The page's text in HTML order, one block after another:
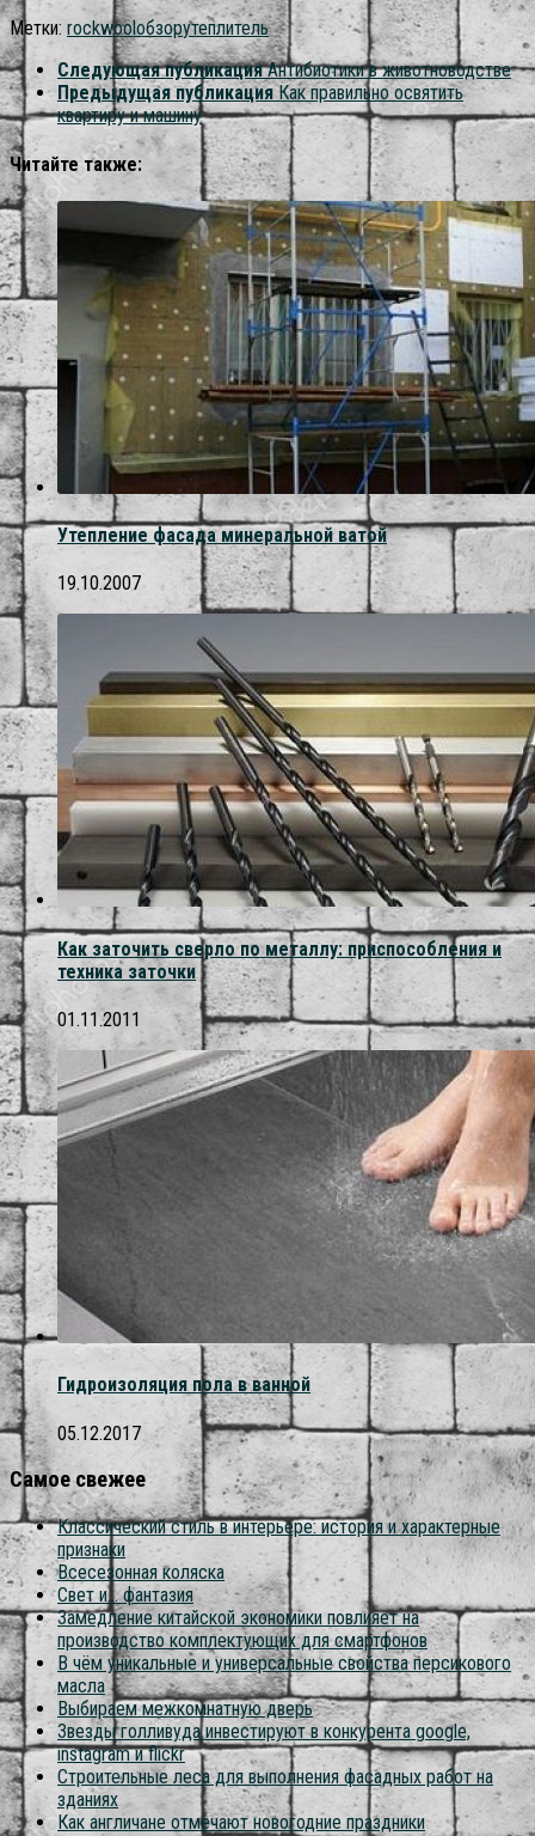
Метки: rockwoolобзорутеплитель
Следующая публикация Антибиотики в животноводстве
Предыдущая публикация Как правильно освятить
квартиру и машину
Читайте также:
Утепление фасада минеральной ватой
19.10.2007
Как заточить сверло по металлу: приспособления и
техника заточки
01.11.2011
Гидроизоляция пола в ванной
05.12.2017
Самое свежее
Классический стиль в интерьере: история и характерные
признаки
Всесезонная коляска
Свет и… фантазия
Замедление китайской экономики повлияет на
производство комплектующих для смартфонов
В чём уникальные и универсальные свойства персикового
масла
Выбираем межкомнатную дверь
Звезды голливуда инвестируют в конкурента google,
instagram и flickr
Строительные леса для выполнения фасадных работ на
зданиях
Как англичане отмечают новогодние праздники